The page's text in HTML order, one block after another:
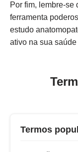
Por fim, lembre-se
ferramenta
estudo
ativo na sua saúde
Termos